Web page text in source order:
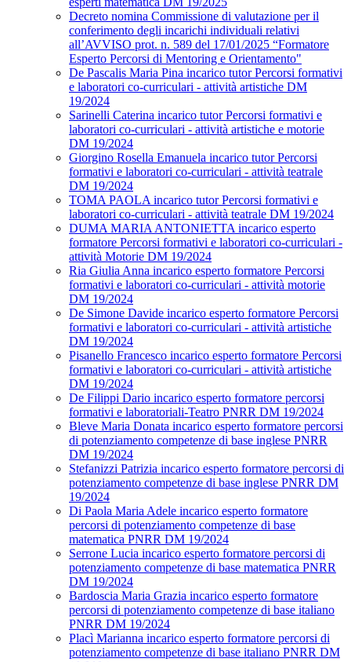
Decreto nomina Commissione di valutazione per il
conferimento degli incarichi individuali relativi
all’AVVISO prot. n. 589 del 17/01/2025 “Formatore
Esperto Percorsi di Mentoring e Orientamento"
De Pascalis Maria Pina incarico tutor Percorsi formativi
e laboratori co-curriculari - attività artistiche DM
19/2024
Sarinelli Caterina incarico tutor Percorsi formativi e
laboratori co-curriculari - attività artistiche e motorie
DM 19/2024
Giorgino Rosella Emanuela incarico tutor Percorsi
formativi e laboratori co-curriculari - attività teatrale
DM 19/2024
TOMA PAOLA incarico tutor Percorsi formativi e
laboratori co-curriculari - attività teatrale DM 19/2024
DUMA MARIA ANTONIETTA incarico esperto
formatore Percorsi formativi e laboratori co-curriculari -
attività Motorie DM 19/2024
Ria Giulia Anna incarico esperto formatore Percorsi
formativi e laboratori co-curriculari - attività motorie
DM 19/2024
De Simone Davide incarico esperto formatore Percorsi
formativi e laboratori co-curriculari - attività artistiche
DM 19/2024
Pisanello Francesco incarico esperto formatore Percorsi
formativi e laboratori co-curriculari - attività artistiche
DM 19/2024
De Filippi Dario incarico esperto formatore percorsi
formativi e laboratoriali-Teatro PNRR DM 19/2024
Bleve Maria Donata incarico esperto formatore percorsi
di potenziamento competenze di base inglese PNRR
DM 19/2024
Stefanizzi Patrizia incarico esperto formatore percorsi di
potenziamento competenze di base inglese PNRR DM
19/2024
Di Paola Maria Adele incarico esperto formatore
percorsi di potenziamento competenze di base
matematica PNRR DM 19/2024
Serrone Lucia incarico esperto formatore percorsi di
potenziamento competenze di base matematica PNRR
DM 19/2024
Bardoscia Maria Grazia incarico esperto formatore
percorsi di potenziamento competenze di base italiano
PNRR DM 19/2024
Placì Marianna incarico esperto formatore percorsi di
potenziamento competenze di base italiano PNRR DM